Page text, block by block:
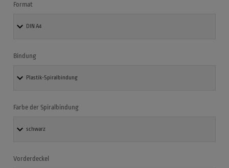
Format
Bindung
Farbe der Spiralbindung
Vorderdeckel